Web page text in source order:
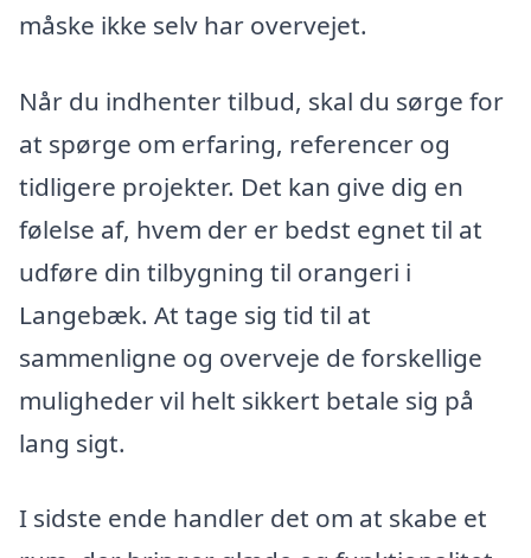
måske ikke selv har overvejet.
Når du indhenter tilbud, skal du sørge for
at spørge om erfaring, referencer og
tidligere projekter. Det kan give dig en
følelse af, hvem der er bedst egnet til at
udføre din tilbygning til orangeri i
Langebæk. At tage sig tid til at
sammenligne og overveje de forskellige
muligheder vil helt sikkert betale sig på
lang sigt.
I sidste ende handler det om at skabe et